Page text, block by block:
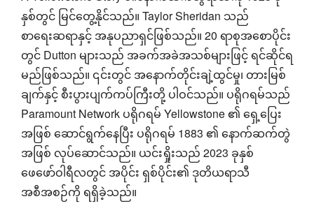
နှစ်တွင် မြင်တွေ့နိုင်သည်။ Taylor Sheridan သည်
စာရေးဆရာနှင့် အနုပညာရှင်ဖြစ်သည်။ 20 ရာစုအစောပိုင်း
တွင် Dutton များသည် အခက်အခဲအသစ်များဖြင့် ရင်ဆိုင်ရ
မည်ဖြစ်သည်။ ၎င်းတွင် အနောက်တိုင်းချဲ့ထွင်မှု၊ တားမြစ်
ချက်နှင့် စီးပွားပျက်ကပ်ကြီးတို့ ပါဝင်သည်။ ပရိုဂရမ်သည်
Paramount Network ပရိုဂရမ် Yellowstone ၏ ရှေ့ပြေး
အဖြစ် ဆောင်ရွက်နေပြီး ပရိုဂရမ် 1883 ၏ နောက်ဆက်တွဲ
အဖြစ် လုပ်ဆောင်သည်။ ယင်းရှိုးသည် 2023 ခုနှစ်
ဖေဖော်ဝါရီလတွင် အပိုင်း ရှစ်ပိုင်း၏ ဒုတိယရာသီ
အစီအစဉ်ကို ရရှိခဲ့သည်။